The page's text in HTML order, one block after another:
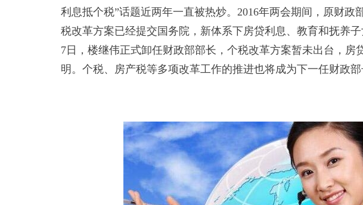
利息抵个税”话题近两年一直被热炒。2016年两会期间，原财政
税改革方案已经提交国务院，新体系下房贷利息、教育和抚养子
7日，楼继伟正式卸任财政部部长，个税改革方案暂未出台，房
明。个税、房产税等多项改革工作的推进也将成为下一任财政部